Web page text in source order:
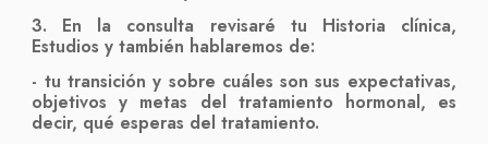
3. En la consulta revisaré tu Historia clínica,
Estudios y también hablaremos de:
- tu transición y sobre cuáles son sus expectativas,
objetivos y metas del tratamiento hormonal, es
decir, qué esperas del tratamiento.